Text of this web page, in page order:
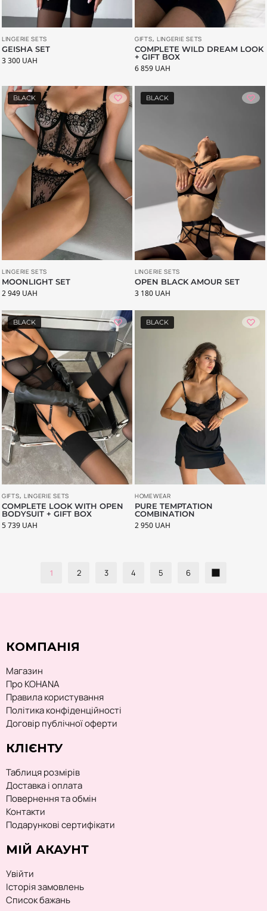
LINGERIE SETS
GEISHA SET
3 300 UAH
GIFTS, LINGERIE SETS
COMPLETE WILD DREAM LOOK
+ GIFT BOX
6 859 UAH
BLACK
LINGERIE SETS
MOONLIGHT SET
2 949 UAH
BLACK
LINGERIE SETS
OPEN BLACK AMOUR SET
3 180 UAH
BLACK
GIFTS, LINGERIE SETS
COMPLETE LOOK WITH OPEN
BODYSUIT + GIFT BOX
5 739 UAH
BLACK
HOMEWEAR
PURE TEMPTATION
COMBINATION
2 950 UAH
1 2 3 4 5 6
КОМПАНІЯ
Магазин
Про KOHANA
Правила користування
Політика конфіденційності
Договір публічної оферти
КЛІЄНТУ
Таблиця розмірів
Доставка і оплата
Повернення та обмін
Контакти
Подарункові сертифікати
МІЙ АКАУНТ
Увійти
Історія замовлень
Список бажань